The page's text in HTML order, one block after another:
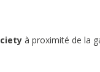
à proximité de la